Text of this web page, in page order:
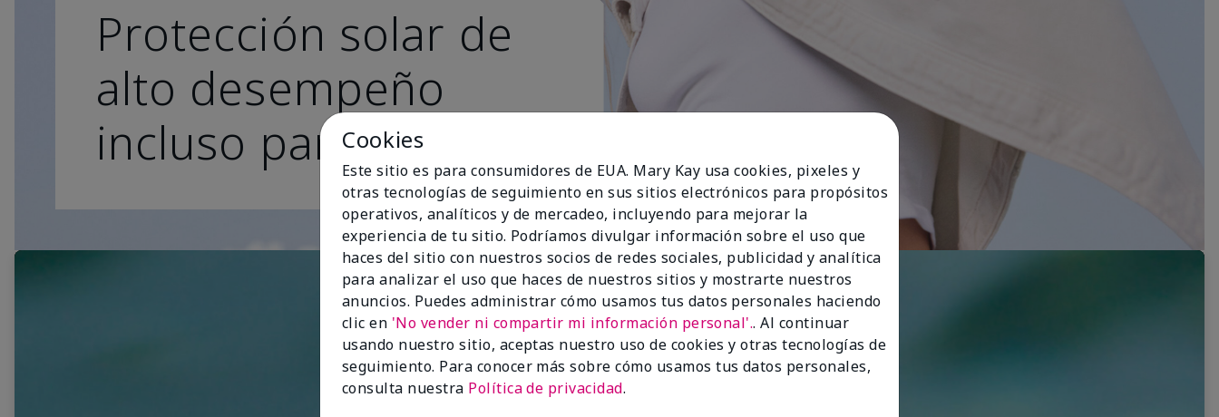
Protección solar de
alto desempeño
incluso para los esti
Cookies
Este sitio es para consumidores de EUA. Mary Kay usa cookies, pixeles y
otras tecnologías de seguimiento en sus sitios electrónicos para propósitos
operativos, analíticos y de mercadeo, incluyendo para mejorar la
experiencia de tu sitio. Podríamos divulgar información sobre el uso que
haces del sitio con nuestros socios de redes sociales, publicidad y analítica
para analizar el uso que haces de nuestros sitios y mostrarte nuestros
anuncios. Puedes administrar cómo usamos tus datos personales haciendo
clic en 'No vender ni compartir mi información personal'.. Al continuar
usando nuestro sitio, aceptas nuestro uso de cookies y otras tecnologías de
seguimiento. Para conocer más sobre cómo usamos tus datos personales,
consulta nuestra Política de privacidad.